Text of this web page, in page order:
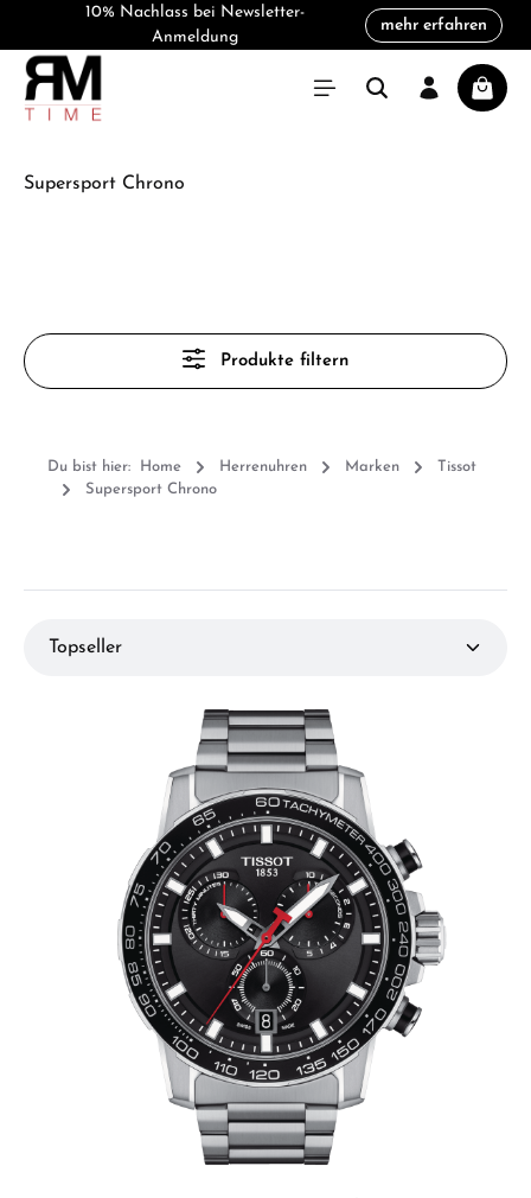
10% Nachlass bei Newsletter-
Anmeldung
mehr erfahren
Supersport Chrono
Produkte filtern
Du bist hier: Home Herrenuhren Marken
Tissot
Supersport Chrono